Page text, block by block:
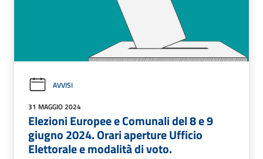
AVVISI
31 MAGGIO 2024
Elezioni Europee e Comunali del 8 e 9
giugno 2024. Orari aperture Ufficio
Elettorale e modalità di voto.